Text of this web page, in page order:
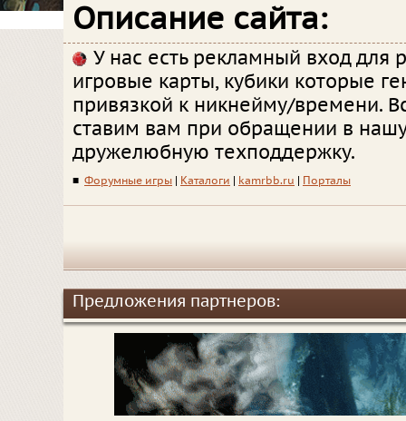
Описание сайта:
У нас есть рекламный вход для
игровые карты, кубики которые
привязкой к никнейму/времени.
ставим вам при обращении в нашу
дружелюбную техподдержку.
■ Форумные игры Каталоги kamrbb.ru Порталы
Предложения партнеров: